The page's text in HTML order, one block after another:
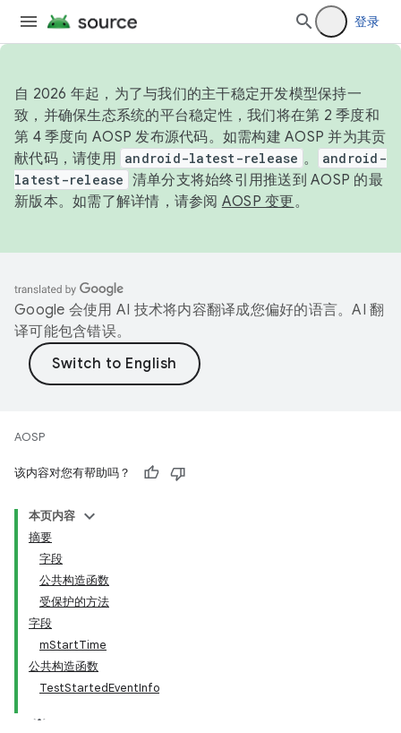
登录
自 2026 年起，为了与我们的主干稳定开发模型保持一
致，并确保生态系统的平台稳定性，我们将在第 2 季度和
第 4 季度向 AOSP 发布源代码。如需构建 AOSP 并为其贡
献代码，请使用 android-latest-release 。
android-
latest-release 清单分支将始终引用推送到 AOSP 的最
新版本。如需了解详情，请参阅 AOSP 变更。
Google 会使用 AI 技术将内容翻译成您偏好的语言。AI 翻
译可能包含错误。
AOSP
该内容对您有帮助吗？
本页内容
摘要
字段
公共构造函数
受保护的方法
字段
mStartTime
公共构造函数
TestStartedEventInfo